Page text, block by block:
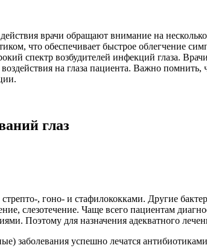
врачи обращают внимание на
что обеспечивает быстрое облегчение
спектр возбудителей инфекций глаза.
на глаза пациента. Важно
глаз
, гоно- и стафилококками. Другие
слезотечение. Чаще всего пациентам
Поэтому для назначения адекватного
заболевания успешно лечатся